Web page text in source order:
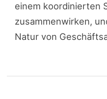
einem koordinierten
zusammenwirken,
Natur von